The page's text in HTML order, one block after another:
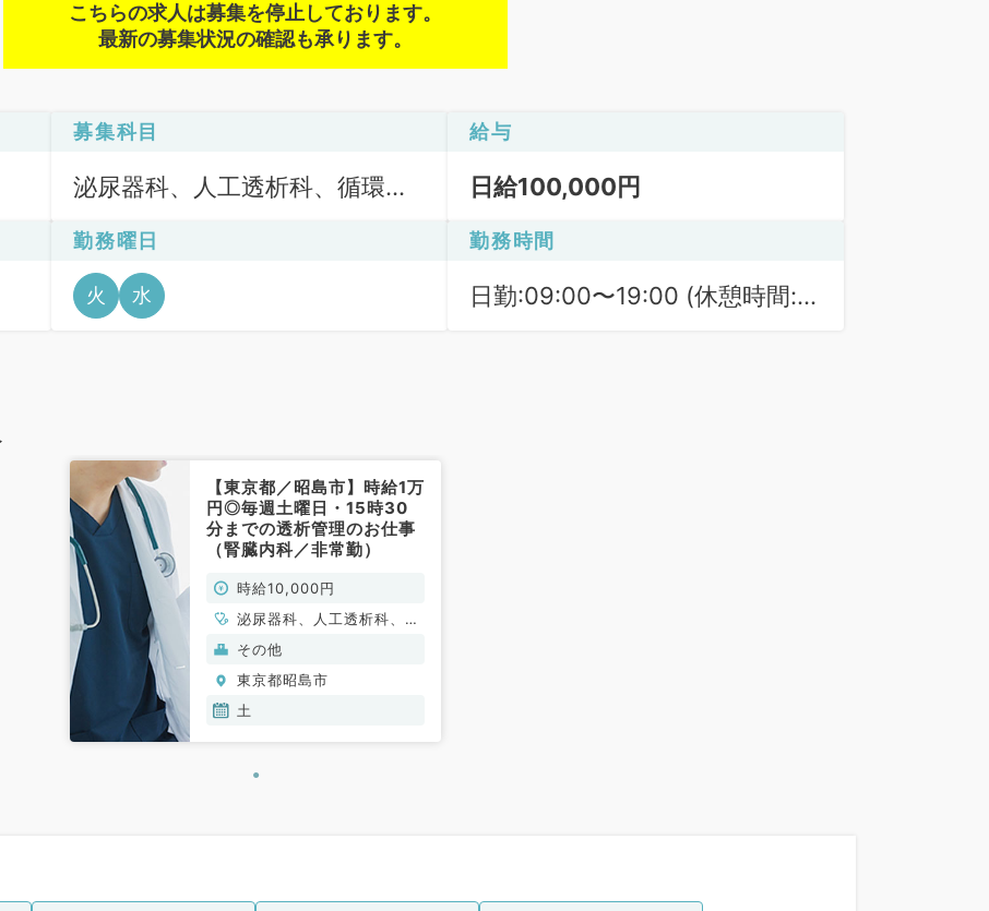
こちらの求人は募集を停止しております。
最新の募集状況の確認も承ります。
募集科目
泌尿器科、人工透析科、循環器
給与
日給100,000円
勤務曜日
火 水
勤務時間
日勤:09:00〜19:00 (休憩時間:
【東京都／昭島市】時給1万
円◎毎週土曜日・15時30
分までの透析管理のお仕事
（腎臓内科／非常勤）
時給10,000円
泌尿器科、人工透析科、循
環器内科、内分泌・代謝内
科、腎臓内科
その他
東京都昭島市
土